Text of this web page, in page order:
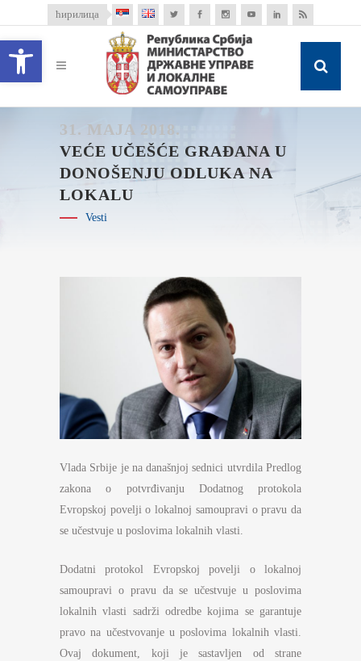
Open toolbar
ћирилица
31. MAJA 2018.
VEĆE UČEŠĆE GRAĐANA U
DONOŠENJU ODLUKA NA
LOKALU
Vesti
Vlada Srbije je na današnjoj sednici utvrdila Predlog
zakona o potvrđivanju Dodatnog protokola
Evropskoj povelji o lokalnoj samoupravi o pravu da
se učestvuje u poslovima lokalnih vlasti.
Dodatni protokol Evropskoj povelji o lokalnoj
samoupravi o pravu da se učestvuje u poslovima
lokalnih vlasti sadrži odredbe kojima se garantuje
pravo na učestvovanje u poslovima lokalnih vlasti.
Ovaj dokument, koji je sastavljen od strane